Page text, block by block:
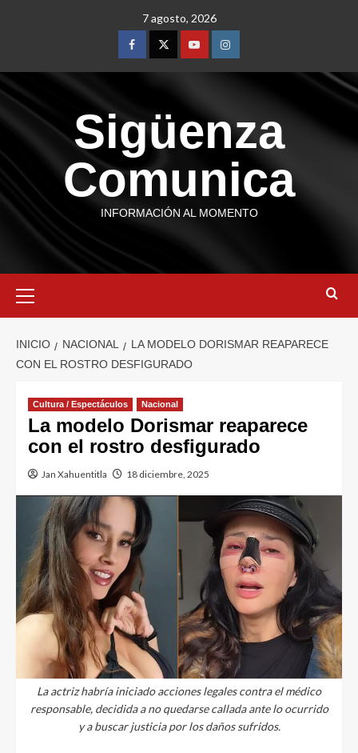
7 agosto, 2026
Sigüenza
Comunica
INFORMACIÓN AL MOMENTO
INICIO NACIONAL
LA MODELO DORISMAR REAPARECE
CON EL ROSTRO DESFIGURADO
Cultura / Espectáculos Nacional
La modelo Dorismar reaparece
con el rostro desfigurado
Jan Xahuentitla 18 diciembre, 2025
La actriz habría iniciado acciones legales contra el médico
responsable, decidida a no quedarse callada ante lo ocurrido
y a buscar justicia por los daños sufridos.